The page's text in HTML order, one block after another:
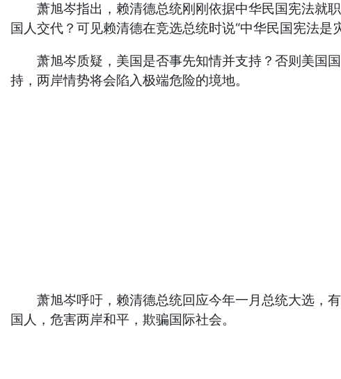
萧旭岑指出，赖清德总统刚刚依据中华民国宪法就职
国人交代？可见赖清德在竞选总统时说“中华民国宪法是
萧旭岑质疑，美国是否事先知情并支持？否则美国国
持，两岸情势将会陷入极端危险的境地。
萧旭岑呼吁，赖清德总统回应今年一月总统大选，有
国人，危害两岸和平，欺骗国际社会。